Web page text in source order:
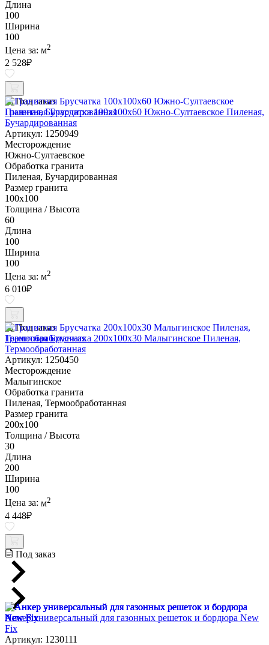
Длина
100
Ширина
100
Цена за: м2
2 528₽
Под заказ
Гранитная Брусчатка 100х100x60 Южно-Султаевское Пиленая,
Бучардированная
Артикул: 1250949
Месторождение
Южно-Султаевское
Обработка гранита
Пиленая, Бучардированная
Размер гранита
100х100
Толщина / Высота
60
Длина
100
Ширина
100
Цена за: м2
6 010₽
Под заказ
Гранитная Брусчатка 200х100x30 Малыгинское Пиленая,
Термообработанная
Артикул: 1250450
Месторождение
Малыгинское
Обработка гранита
Пиленая, Термообработанная
Размер гранита
200х100
Толщина / Высота
30
Длина
200
Ширина
100
Цена за: м2
4 448₽
Под заказ
Анкер универсальный для газонных решеток и бордюра New
Fix
Артикул: 1230111